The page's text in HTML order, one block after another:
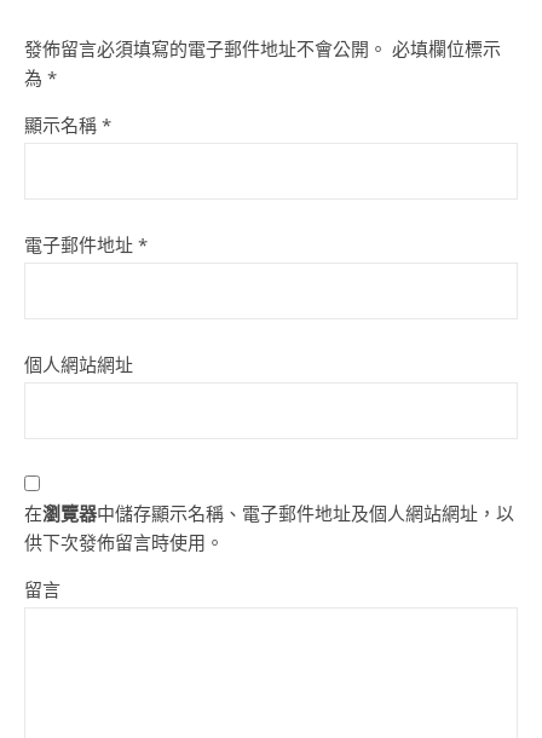
發佈留言必須填寫的電子郵件地址不會公開。 必填欄位標示
為 *
顯示名稱 *
電子郵件地址 *
個人網站網址
在瀏覽器中儲存顯示名稱、電子郵件地址及個人網站網址，以
供下次發佈留言時使用。
留言